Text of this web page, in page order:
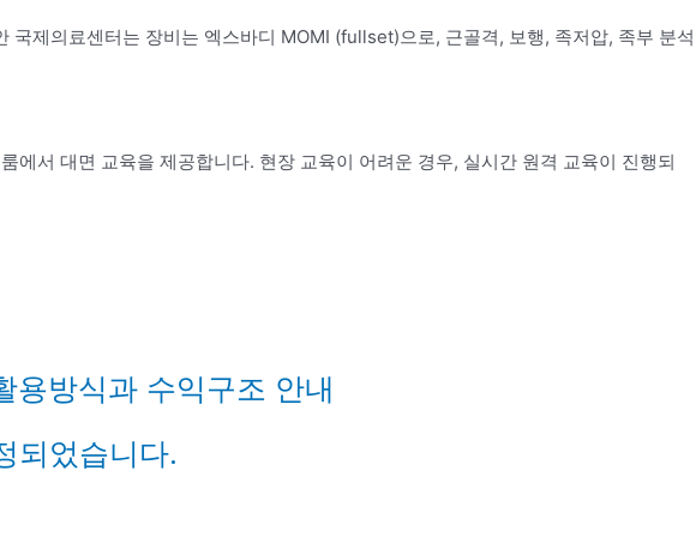
제의료센터는 장비는 엑스바디 MOMI (fullset)으로, 근골격, 보행, 족저압, 족부 분석
서 대면 교육을 제공합니다. 현장 교육이 어려운 경우, 실시간 원격 교육이 진행되
용방식과 수익구조 안내
되었습니다.